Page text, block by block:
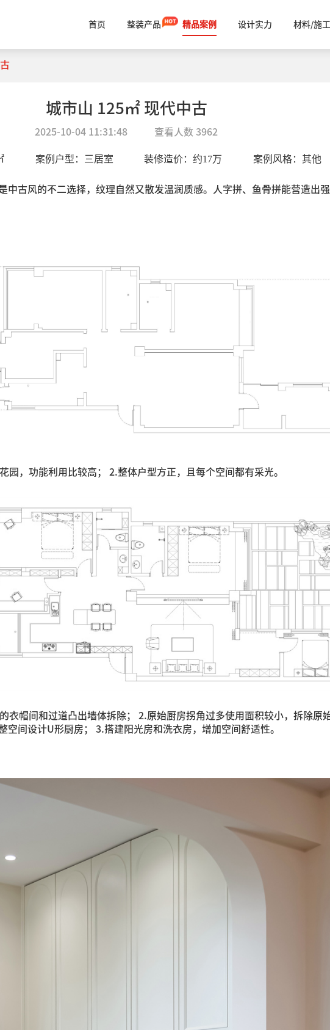
首页 整装产品 精品案例 设计实力 材料/施工
城市山 125㎡ 现代中古
2025-10-04 11:31:48 查看人数 3962
案例户型： 三居室 装修造价：约17万 案例风格： 其他
中古风的不二选择，纹理自然又散发温润质感。人字拼、鱼骨拼能营造出
园，功能利用比较高； 2.整体户型方正，且每个空间都有采光。
衣帽间和过道凸出墙体拆除； 2.原始厨房拐角过多使用面积较小，拆除原
空间设计U形厨房； 3.搭建阳光房和洗衣房，增加空间舒适性。